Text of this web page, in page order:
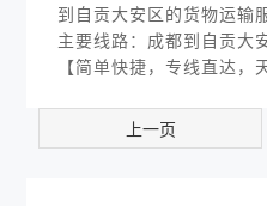
到自贡大安区的货物运输
主要线路：成都到自贡大
【简单快捷，专线直达，
上一页